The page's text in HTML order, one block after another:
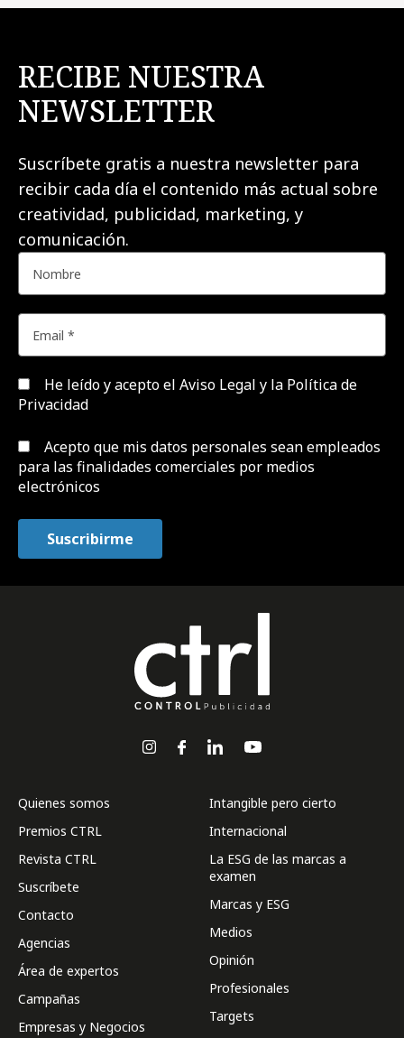
RECIBE NUESTRA
NEWSLETTER
Suscríbete gratis a nuestra newsletter para
recibir cada día el contenido más actual sobre
creatividad, publicidad, marketing, y
comunicación.
He leído y acepto el Aviso Legal y la Política de
Privacidad
Acepto que mis datos personales sean empleados
para las finalidades comerciales por medios
electrónicos
Quienes somos
Premios CTRL
Revista CTRL
Suscríbete
Contacto
Agencias
Área de expertos
Campañas
Empresas y Negocios
Intangible pero cierto
Internacional
La ESG de las marcas a
examen
Marcas y ESG
Medios
Opinión
Profesionales
Targets